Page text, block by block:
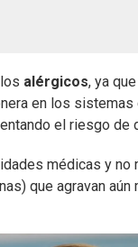
alérgicos, ya
en los sistemas
el riesgo
médicas y
que agravan